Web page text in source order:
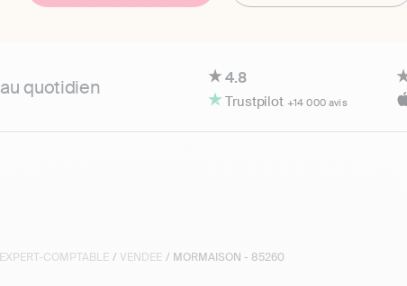
quotidien 4.8
Trustpilot +14 000 avis
COMPTABLE / VENDEE / MORMAISON - 85260